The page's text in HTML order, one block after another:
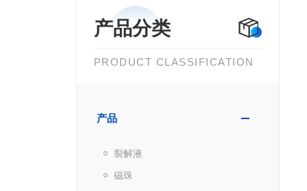
产品分类
PRODUCT CLASSIFICATION
产品
裂解液
磁珠